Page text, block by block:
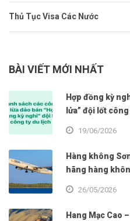
Thủ Tục Visa Các Nước
BÀI VIẾT MỚI NHẤT
Hợp đồng kỳ
lửa” đội lốt
19/06/2026
Hàng không
hãng hàng
26/05/2026
Hang Mạc Cao